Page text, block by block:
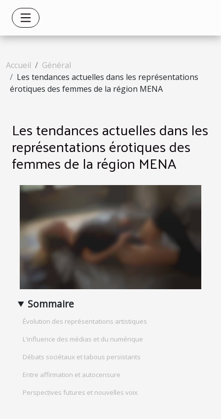
Accueil
Général
Les tendances actuelles dans les représentations
érotiques des femmes de la région MENA
Les tendances actuelles dans les
représentations érotiques des
femmes de la région MENA
Sommaire
Évolution des représentations artistiques
L’influence des médias et du numérique
Débats sociétaux et tabous persistants
Entre affirmation et autocensure
Perspectives futures et nouvelles voix